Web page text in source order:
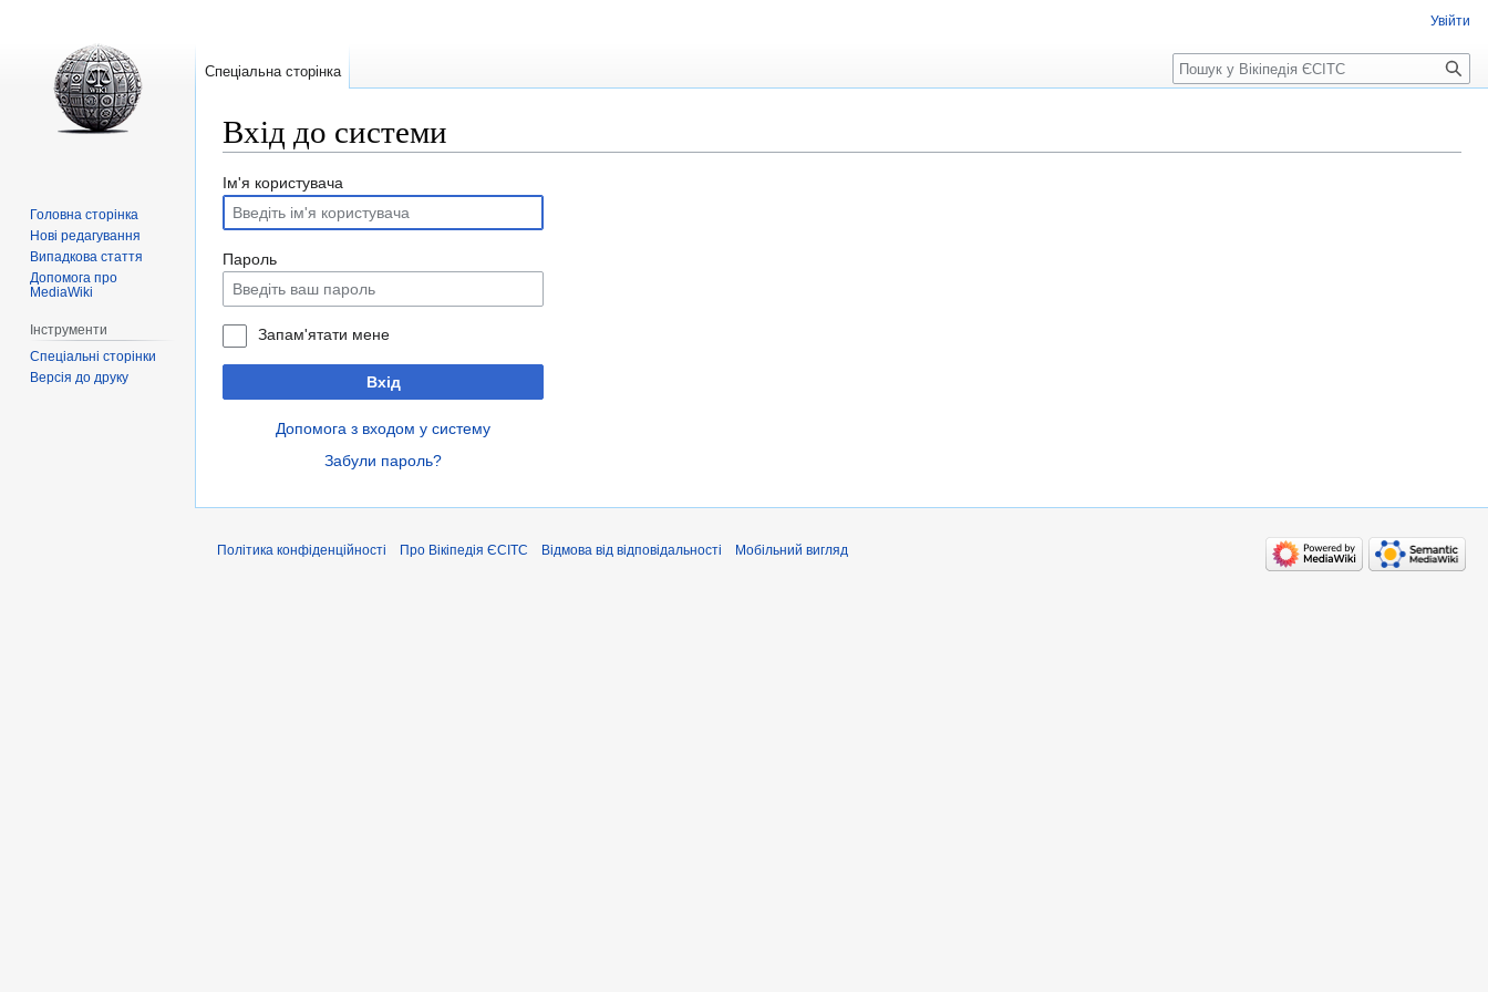
Вхід до системи
Перейти
до
навігації
Перейти
до
пошуку
Ім'я користувача
Пароль
Запам'ятати мене
Вхід
Допомога з входом у систему
Забули пароль?
Увійти
Спеціальна сторінка Пошук
Головна сторінка
Нові редагування
Випадкова стаття
Допомога про
MediaWiki
Інструменти
Спеціальні сторінки
Версія до друку
Політика конфіденційності Про Вікіпедія ЄСІТС Відмова від відповідальності Мобільний вигляд